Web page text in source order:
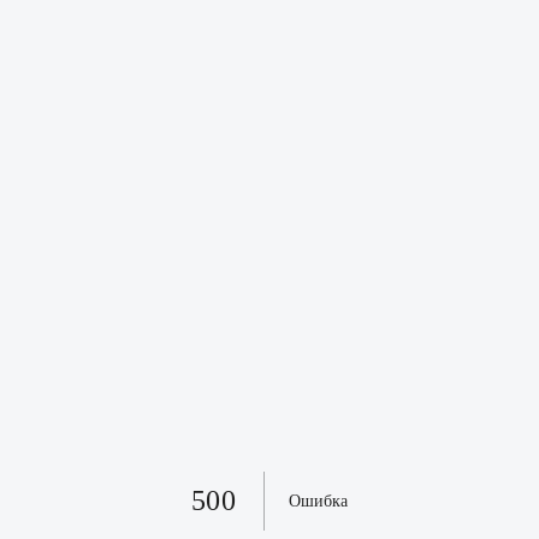
500 Ошибка